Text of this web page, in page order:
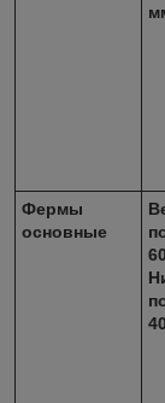
Фермы
основные